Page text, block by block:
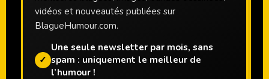
vidéos et nouveautés publiées sur
BlagueHumour.com.
✓
Une seule newsletter par mois, sans
spam : uniquement le meilleur de
l’humour !